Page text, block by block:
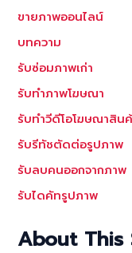
ขายภาพออนไลน์
บทความ
รับซ่อมภาพเก่า
รับทำภาพโฆษณา
รับทำวีดีโอโฆษณาสิน
รับรีทัชตัดต่อรูปภาพ
รับลบคนออกจากภาพ
รับไดคัทรูปภาพ
About This